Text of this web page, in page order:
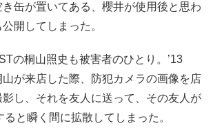
缶が置いてある、櫻井が使用後と思わ
開してしまった。
の桐山照史も被害者のひとり。’13
が来店した際、防犯カメラの画像を店
影し、それを友人に送って、その友人が
と瞬く間に拡散してしまった。